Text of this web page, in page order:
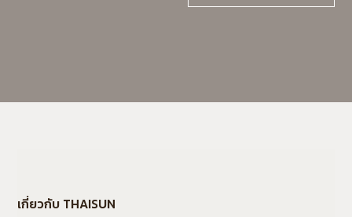
เกี่ยวกับ THAISUN